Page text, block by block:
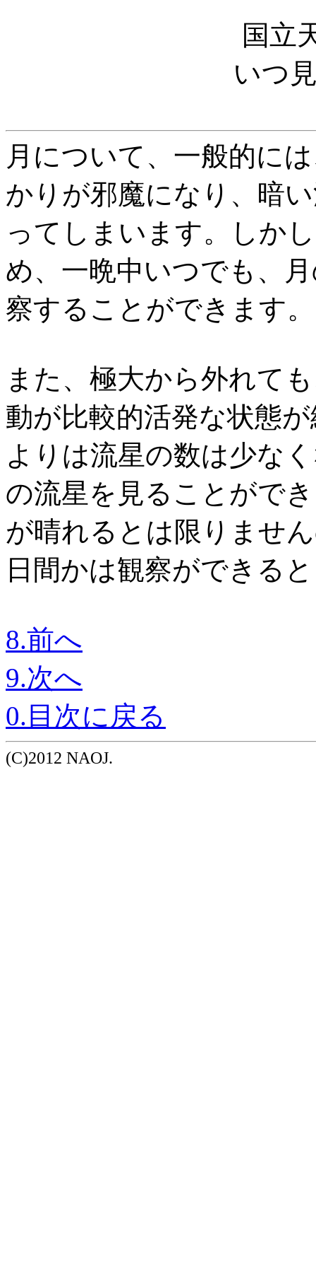
国立
いつ
月について、一般的に
かりが邪魔になり、暗
ってしまいます。しか
め、一晩中いつでも、
察することができます。
また、極大から外れて
動が比較的活発な状態
よりは流星の数は少な
の流星を見ることがで
が晴れるとは限りませ
日間かは観察ができる
8.前へ
9.次へ
0.目次に戻る
(C)2012 NAOJ.